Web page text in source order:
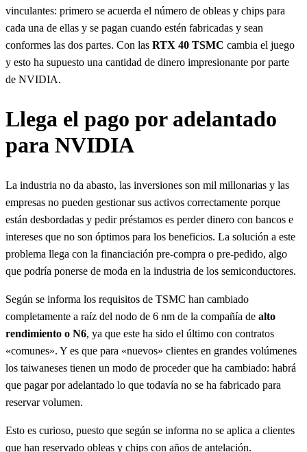
vinculantes: primero se acuerda el número de obleas y chips para
cada una de ellas y se pagan cuando estén fabricadas y sean
conformes las dos partes. Con las RTX 40 TSMC cambia el juego
y esto ha supuesto una cantidad de dinero impresionante por parte
de NVIDIA.
Llega el pago por adelantado
para NVIDIA
La industria no da abasto, las inversiones son mil millonarias y las
empresas no pueden gestionar sus activos correctamente porque
están desbordadas y pedir préstamos es perder dinero con bancos e
intereses que no son óptimos para los beneficios. La solución a este
problema llega con la financiación pre-compra o pre-pedido, algo
que podría ponerse de moda en la industria de los semiconductores.
Según se informa los requisitos de TSMC han cambiado
completamente a raíz del nodo de 6 nm de la compañía de alto
rendimiento o N6, ya que este ha sido el último con contratos
«comunes». Y es que para «nuevos» clientes en grandes volúmenes
los taiwaneses tienen un modo de proceder que ha cambiado: habrá
que pagar por adelantado lo que todavía no se ha fabricado para
reservar volumen.
Esto es curioso, puesto que según se informa no se aplica a clientes
que han reservado obleas y chips con años de antelación.